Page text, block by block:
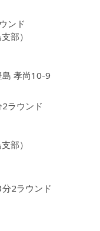
ンド
部）
孝尚10-9
ラウンド
部）
2ラウンド